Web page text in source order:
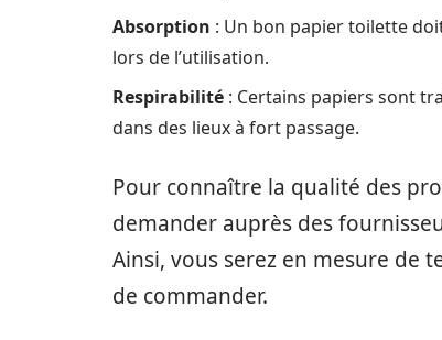
Absorption : Un bon papier toilette
lors de l’utilisation.
Respirabilité : Certains papiers sont
dans des lieux à fort passage.
Pour connaître la qualité des
demander auprès des
Ainsi, vous serez en mesure de
de commander.